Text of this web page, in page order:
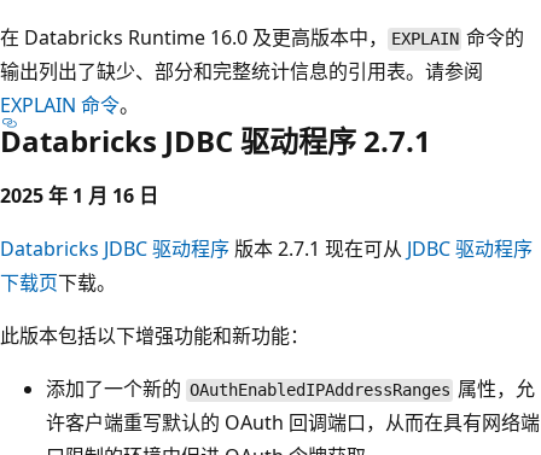
在 Databricks Runtime 16.0 及更高版本中，
EXPLAIN 命令的
输出列出了缺少、部分和完整统计信息的引用表。请参阅
EXPLAIN 命令。
Databricks JDBC 驱动程序 2.7.1
2025 年 1 月 16 日
Databricks JDBC 驱动程序 版本 2.7.1 现在可从 JDBC 驱动程序
下载页下载。
此版本包括以下增强功能和新功能：
添加了一个新的 OAuthEnabledIPAddressRanges 属性，允
许客户端重写默认的 OAuth 回调端口，从而在具有网络端